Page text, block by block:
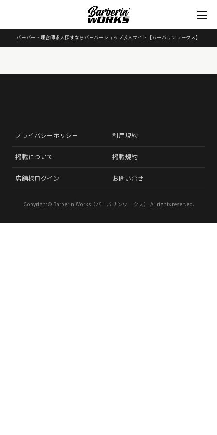
バーバー・理容師求人探すならバーバーショップ求人サイト 【バーバリンワークス】
プライバシーポリシー 利用規約
掲載について 掲載規約
店舗様ログイン お問い合せ
Copyright© Barberin’Works（バーバリンワークス） All rights reserved.